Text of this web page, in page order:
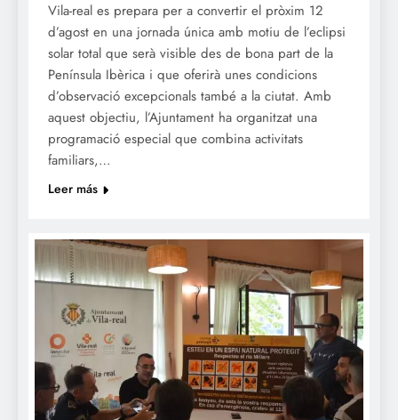
Vila-real es prepara per a convertir el pròxim 12
d’agost en una jornada única amb motiu de l’eclipsi
solar total que serà visible des de bona part de la
Península Ibèrica i que oferirà unes condicions
d’observació excepcionals també a la ciutat. Amb
aquest objectiu, l’Ajuntament ha organitzat una
programació especial que combina activitats
familiars,…
Leer más